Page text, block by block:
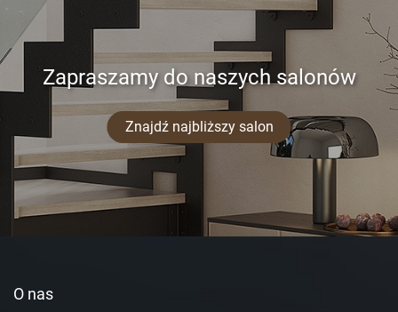
Zapraszamy do naszych salonów
Znajdź najbliższy salon
O nas